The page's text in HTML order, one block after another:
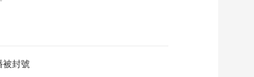
被封號